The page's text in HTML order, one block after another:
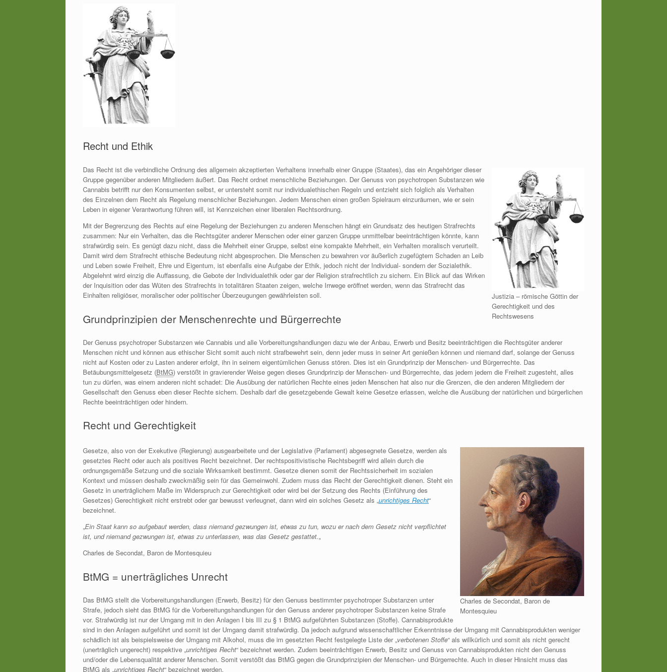
Recht und Ethik
Justizia – römische Göttin der
Gerechtigkeit und des
Rechtswesens
Das Recht ist die verbindliche Ordnung des allgemein akzeptierten Verhaltens innerhalb einer Gruppe (Staates), das ein Angehöriger dieser
Gruppe gegenüber anderen Mitgliedern äußert. Das Recht ordnet menschliche Beziehungen. Der Genuss von psychotropen Substanzen wie
Cannabis betrifft nur den Konsumenten selbst, er untersteht somit nur individualethischen Regeln und entzieht sich folglich als Verhalten
des Einzelnen dem Recht als Regelung menschlicher Beziehungen. Jedem Menschen einen großen Spielraum einzuräumen, wie er sein
Leben in eigener Verantwortung führen will, ist Kennzeichen einer liberalen Rechtsordnung.
Mit der Begrenzung des Rechts auf eine Regelung der Beziehungen zu anderen Menschen hängt ein Grundsatz des heutigen Strafrechts
zusammen: Nur ein Verhalten, das die Rechtsgüter anderer Menschen oder einer ganzen Gruppe unmittelbar beeinträchtigen könnte, kann
strafwürdig sein. Es genügt dazu nicht, dass die Mehrheit einer Gruppe, selbst eine kompakte Mehrheit, ein Verhalten moralisch verurteilt.
Damit wird dem Strafrecht ethische Bedeutung nicht abgesprochen. Die Menschen zu bewahren vor äußerlich zugefügtem Schaden an Leib
und Leben sowie Freiheit, Ehre und Eigentum, ist ebenfalls eine Aufgabe der Ethik, jedoch nicht der Individual- sondern der Sozialethik.
Abgelehnt wird einzig die Auffassung, die Gebote der Individualethik oder gar der Religion strafrechtlich zu sichern. Ein Blick auf das Wirken
der Inquisition oder das Wüten des Strafrechts in totalitären Staaten zeigen, welche Irrwege eröffnet werden, wenn das Strafrecht das
Einhalten religiöser, moralischer oder politischer Überzeugungen gewährleisten soll.
Grundprinzipien der Menschenrechte und Bürgerrechte
Der Genuss psychotroper Substanzen wie Cannabis und alle Vorbereitungshandlungen dazu wie der Anbau, Erwerb und Besitz beeinträchtigen die Rechtsgüter anderer
Menschen nicht und können aus ethischer Sicht somit auch nicht strafbewehrt sein, denn jeder muss in seiner Art genießen können und niemand darf, solange der Genuss
nicht auf Kosten oder zu Lasten anderer erfolgt, ihn in seinem eigentümlichen Genuss stören. Dies ist ein Grundprinzip der Menschen- und Bürgerrechte. Das
Betäubungsmittelgesetz (BtMG) verstößt in gravierender Weise gegen dieses Grundprinzip der Menschen- und Bürgerrechte, das jedem jedem die Freiheit zugesteht, alles
tun zu dürfen, was einem anderen nicht schadet: Die Ausübung der natürlichen Rechte eines jeden Menschen hat also nur die Grenzen, die den anderen Mitgliedern der
Gesellschaft den Genuss eben dieser Rechte sichern. Deshalb darf die gesetzgebende Gewalt keine Gesetze erlassen, welche die Ausübung der natürlichen und bürgerlichen
Rechte beeinträchtigen oder hindern.
Recht und Gerechtigkeit
Charles de Secondat, Baron de
Montesquieu
Gesetze, also von der Exekutive (Regierung) ausgearbeitete und der Legislative (Parlament) abgesegnete Gesetze, werden als
gesetztes Recht oder auch als positives Recht bezeichnet. Der rechtspositivistische Rechtsbegriff wird allein durch die
ordnungsgemäße Setzung und die soziale Wirksamkeit bestimmt. Gesetze dienen somit der Rechtssicherheit im sozialen
Kontext und müssen deshalb zweckmäßig sein für das Gemeinwohl. Zudem muss das Recht der Gerechtigkeit dienen. Steht ein
Gesetz in unerträglichem Maße im Widerspruch zur Gerechtigkeit oder wird bei der Setzung des Rechts (Einführung des
Gesetzes) Gerechtigkeit nicht erstrebt oder gar bewusst verleugnet, dann wird ein solches Gesetz als „unrichtiges Recht“
bezeichnet.
„Ein Staat kann so aufgebaut werden, dass niemand gezwungen ist, etwas zu tun, wozu er nach dem Gesetz nicht verpflichtet
ist, und niemand gezwungen ist, etwas zu unterlassen, was das Gesetz gestattet.„
Charles de Secondat, Baron de Montesquieu
BtMG = unerträgliches Unrecht
Das BtMG stellt die Vorbereitungshandlungen (Erwerb, Besitz) für den Genuss bestimmter psychotroper Substanzen unter
Strafe, jedoch sieht das BtMG für die Vorbereitungshandlungen für den Genuss anderer psychotroper Substanzen keine Strafe
vor. Strafwürdig ist nur der Umgang mit in den Anlagen I bis III zu § 1 BtMG aufgeführten Substanzen (Stoffe). Cannabisprodukte
sind in den Anlagen aufgeführt und somit ist der Umgang damit strafwürdig. Da jedoch aufgrund wissenschaftlicher Erkenntnisse der Umgang mit Cannabisprodukten weniger
schädlich ist als beispielsweise der Umgang mit Alkohol, muss die im gesetzten Recht festgelegte Liste der „verbotenen Stoffe“ als willkürlich und somit als nicht gerecht
(unerträglich ungerecht) respektive „unrichtiges Recht“ bezeichnet werden. Zudem beeinträchtigen Erwerb, Besitz und Genuss von Cannabisprodukten nicht den Genuss
und/oder die Lebensqualität anderer Menschen. Somit verstößt das BtMG gegen die Grundprinzipien der Menschen- und Bürgerrechte. Auch in dieser Hinsicht muss das
BtMG als „unrichtiges Recht“ bezeichnet werden.